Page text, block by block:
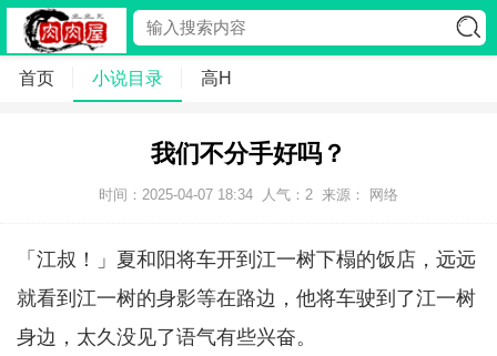
首页 小说目录 高H
我们不分手好吗？
时间：2025-04-07 18:34 人气： 2 来源： 网络
「江叔！」夏和阳将车开到江一树下榻的饭店，远远
就看到江一树的身影等在路边，他将车驶到了江一树
身边，太久没见了语气有些兴奋。